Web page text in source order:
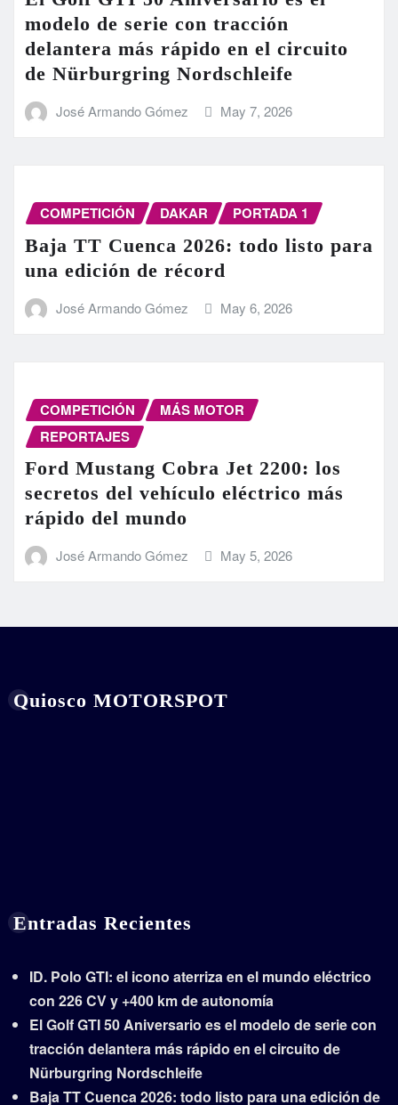
modelo de serie con tracción
delantera más rápido en el circuito
de Nürburgring Nordschleife
José Armando Gómez May 7, 2026
COMPETICIÓN DAKAR PORTADA 1
Baja TT Cuenca 2026: todo listo para
una edición de récord
José Armando Gómez May 6, 2026
COMPETICIÓN
MÁS MOTOR
REPORTAJES
Ford Mustang Cobra Jet 2200: los
secretos del vehículo eléctrico más
rápido del mundo
José Armando Gómez May 5, 2026
Quiosco MOTORSPOT
Entradas Recientes
ID. Polo GTI: el icono aterriza en el mundo eléctrico
con 226 CV y +400 km de autonomía
El Golf GTI 50 Aniversario es el modelo de serie con
tracción delantera más rápido en el circuito de
Nürburgring Nordschleife
Baja TT Cuenca 2026: todo listo para una edición de